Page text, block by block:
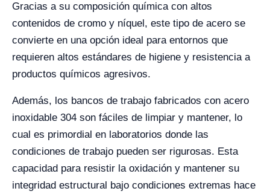
Gracias a su composición química con altos
contenidos de cromo y níquel, este tipo de acero se
convierte en una opción ideal para entornos que
requieren altos estándares de higiene y resistencia a
productos químicos agresivos.
Además, los bancos de trabajo fabricados con acero
inoxidable 304 son fáciles de limpiar y mantener, lo
cual es primordial en laboratorios donde las
condiciones de trabajo pueden ser rigurosas. Esta
capacidad para resistir la oxidación y mantener su
integridad estructural bajo condiciones extremas hace